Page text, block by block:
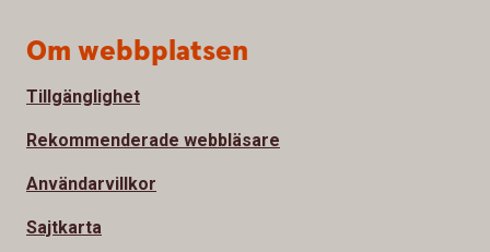
Om webbplatsen
Tillgänglighet
Rekommenderade webbläsare
Användarvillkor
Sajtkarta